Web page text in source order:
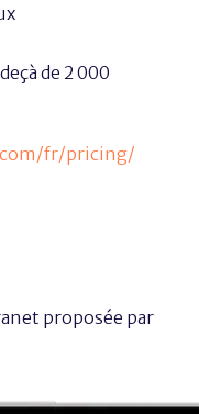
de 2 000
fr/pricing/
proposée par